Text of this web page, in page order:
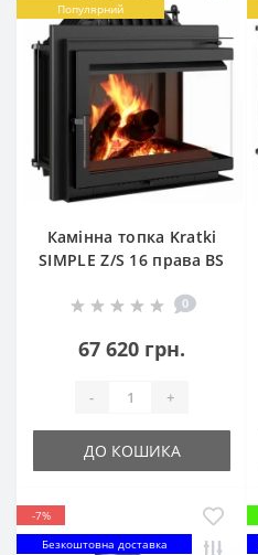
Популярний
Камінна топка Kratki
SIMPLE Z/S 16 права BS
0
67 620 грн.
- +
ДО КОШИКА
-7%
Безкоштовна доставка